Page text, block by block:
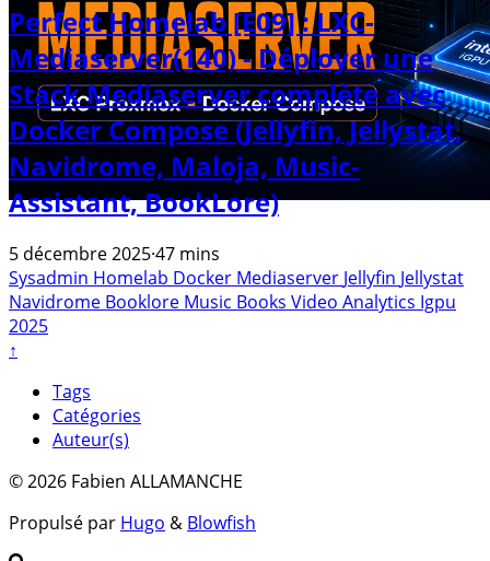
Perfect Homelab [E09] : LXC-
Mediaserver(140) - Déployer une
Stack Mediaserver complète avec
Docker Compose (Jellyfin, Jellystat,
Navidrome, Maloja, Music-
Assistant, BookLore)
5 décembre 2025·47 mins
Sysadmin Homelab Docker Mediaserver Jellyfin Jellystat
Navidrome Booklore Music Books Video Analytics Igpu
2025
↑
Tags
Catégories
Auteur(s)
© 2026 Fabien ALLAMANCHE
Propulsé par Hugo & Blowfish